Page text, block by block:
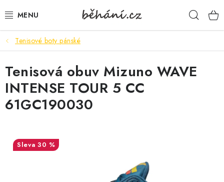
na
BOTY PÁNSKÉ
BOTY DÁMSKÉ
PÁNSKÉ OBLEČENÍ
DOPLŇKY
Tenisové boty pánské
Tenisová obuv Mizuno WAVE
INTENSE TOUR 5 CC
61GC190030
30 %